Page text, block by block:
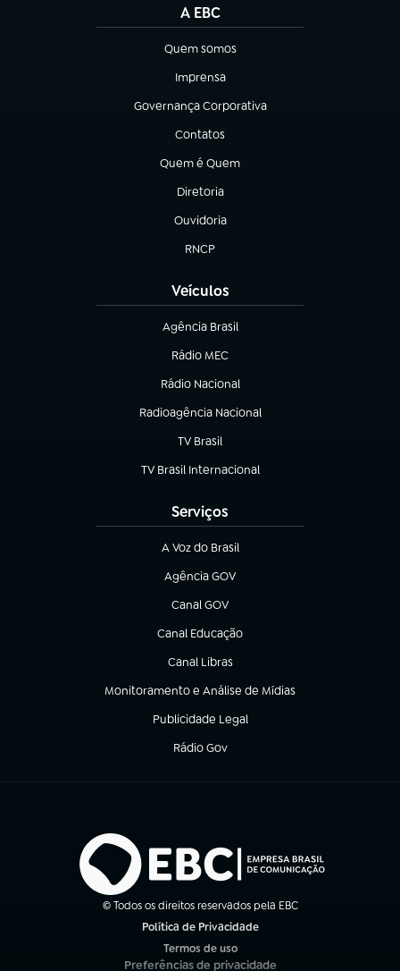
A EBC
Quem somos
(abre em nova aba)
Imprensa
(abre em nova aba)
Governança Corporativa
(abre em nova aba)
Contatos
(abre em nova aba)
Quem é Quem
(abre em nova aba)
Diretoria
(abre em nova aba)
Ouvidoria
(abre em nova aba)
RNCP
(abre em nova aba)
Veículos
Agência Brasil
(abre em nova aba)
Rádio MEC
(abre em nova aba)
Rádio Nacional
Radioagência Nacional
(abre em nova aba)
TV Brasil
(abre em nova aba)
TV Brasil Internacional
(abre em nova aba)
Serviços
A Voz do Brasil
(abre em nova aba)
Agência GOV
(abre em nova aba)
Canal GOV
(abre em nova aba)
Canal Educação
(abre em nova aba)
Canal Libras
(abre em nova aba)
Monitoramento e Análise de Mídias
(abre em nova aba)
Publicidade Legal
(abre em nova aba)
Rádio Gov
(abre em nova aba)
© Todos os direitos reservados pela EBC
Política de Privacidade
Termos de uso
(abre em nova aba)
Preferências de privacidade